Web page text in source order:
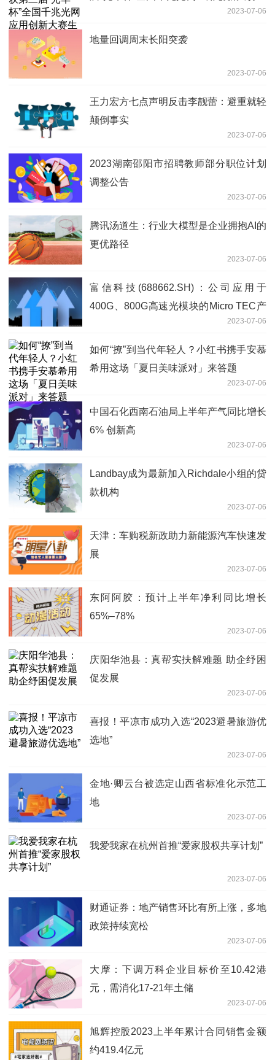
2023-07-06
地量回调周末长阳突袭
2023-07-06
王力宏方七点声明反击李靓蕾：避重就轻
颠倒事实
2023-07-06
2023湖南邵阳市招聘教师部分职位计划
调整公告
2023-07-06
腾讯汤道生：行业大模型是企业拥抱AI的
更优路径
2023-07-06
富信科技(688662.SH)：公司应用于
400G、800G高速光模块的Micro TEC产
品目前仍处于研发阶段，尚未形成收入
2023-07-06
如何“撩”到当代年轻人？小红书携手安慕
希用这场「夏日美味派对」来答题
2023-07-06
中国石化西南石油局上半年产气同比增长
6% 创新高
2023-07-06
Landbay成为最新加入Richdale小组的贷
款机构
2023-07-06
天津：车购税新政助力新能源汽车快速发
展
2023-07-06
东阿阿胶：预计上半年净利同比增长
65%–78%
2023-07-06
庆阳华池县：真帮实扶解难题 助企纾困
促发展
2023-07-06
喜报！平凉市成功入选“2023避暑旅游优
选地”
2023-07-06
金地·卿云台被选定山西省标准化示范工
地
2023-07-06
我爱我家在杭州首推“爱家股权共享计划”
2023-07-06
财通证券：地产销售环比有所上涨，多地
政策持续宽松
2023-07-06
大摩：下调万科企业目标价至10.42港
元，需消化17-21年土储
2023-07-06
旭辉控股2023上半年累计合同销售金额
约419.4亿元